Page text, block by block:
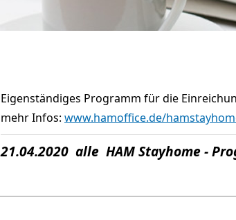
Eigenständiges Programm für die
mehr Infos: www.hamoffice.de/
21.04.2020 alle HAM Stayhome -